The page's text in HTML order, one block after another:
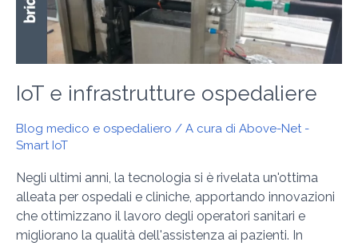
IoT e infrastrutture ospedaliere
Blog medico e ospedaliero / A cura di Above-Net -
Smart IoT
Negli ultimi anni, la tecnologia si è rivelata un'ottima
alleata per ospedali e cliniche, apportando innovazioni
che ottimizzano il lavoro degli operatori sanitari e
migliorano la qualità dell'assistenza ai pazienti. In